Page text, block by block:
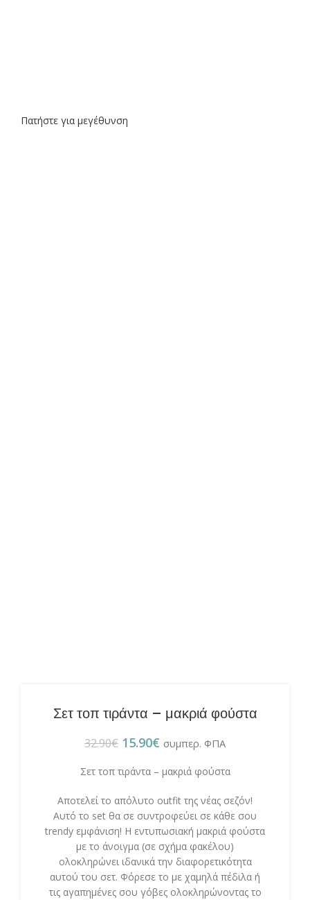
Πατήστε για μεγέθυνση
Σετ τοπ τιράντα – μακριά φούστα
32.90€ 15.90€ συμπερ. ΦΠΑ
Σετ τοπ τιράντα – μακριά φούστα
Αποτελεί το απόλυτο outfit της νέας σεζόν!
Αυτό το set θα σε συντροφεύει σε κάθε σου
trendy εμφάνιση! Η εντυπωσιακή μακριά φούστα
με το άνοιγμα (σε σχήμα φακέλου)
ολοκληρώνει ιδανικά την διαφορετικότητα
αυτού του σετ. Φόρεσε το με χαμηλά πέδιλα ή
τις αγαπημένες σου γόβες ολοκληρώνοντας το